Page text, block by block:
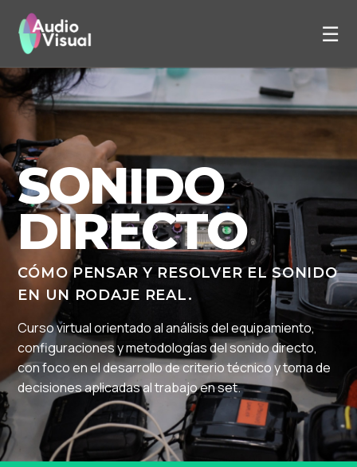
☰
CURSOS
ESPECIALIZACIONES
SEMINARIOS
ESCUELA
CONTACTO
PREINSCRIPCIÓN
SONIDO
DIRECTO
CÓMO PENSAR Y RESOLVER EL SONIDO
EN UN RODAJE REAL.
Curso virtual orientado al análisis del equipamiento,
configuraciones y metodologías del sonido directo,
con foco en el desarrollo de criterio técnico y toma de
decisiones aplicadas al trabajo en set.